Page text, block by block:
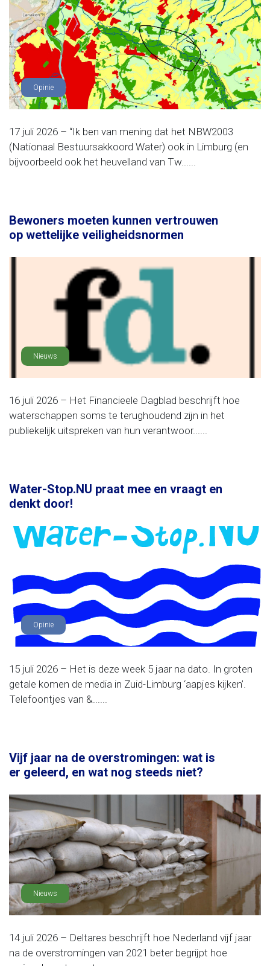
Opinie
17 juli 2026 – “Ik ben van mening dat het NBW2003
(Nationaal Bestuursakkoord Water) ook in Limburg (en
bijvoorbeeld ook het heuvelland van Tw......
Bewoners moeten kunnen vertrouwen
op wettelijke veiligheidsnormen
Nieuws
16 juli 2026 – Het Financieele Dagblad beschrijft hoe
waterschappen soms te terughoudend zijn in het
publiekelijk uitspreken van hun verantwoor......
Water-Stop.NU praat mee en vraagt en
denkt door!
Opinie
15 juli 2026 – Het is deze week 5 jaar na dato. In groten
getale komen de media in Zuid-Limburg ‘aapjes kijken’.
Telefoontjes van &......
Vijf jaar na de overstromingen: wat is
er geleerd, en wat nog steeds niet?
Nieuws
14 juli 2026 – Deltares beschrijft hoe Nederland vijf jaar
na de overstromingen van 2021 beter begrijpt hoe